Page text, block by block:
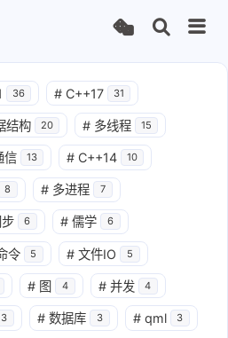
中文版
微信公众号
微信
码云
俞静公遇灶神记
金刚经
36 # C++17 31
结构 20 # 多线程 15
信 13 # C++14 10
8 # 多进程 7
6 # 儒学 6
令 5 # 文件IO 5
# 图 4 # 并发 4
3 # 数据库 3 # qml 3